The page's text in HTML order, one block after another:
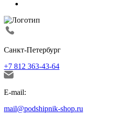
Санкт-Петербург
+7 812 363-43-64
E-mail:
mail@podshipnik-shop.ru